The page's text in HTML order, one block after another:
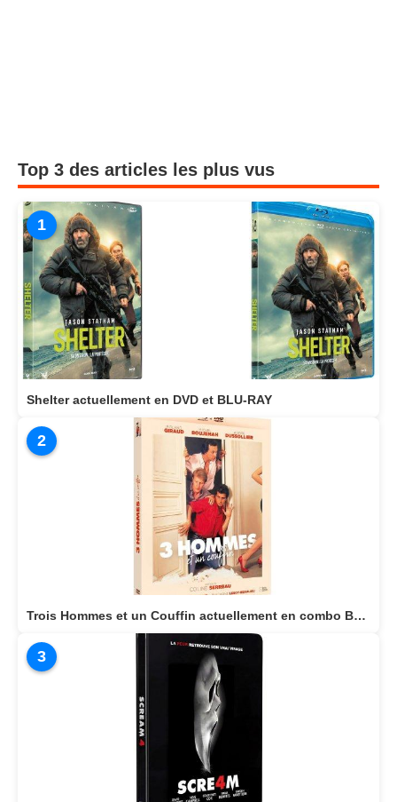
Top 3 des articles les plus vus
1
Shelter actuellement en DVD et BLU-RAY
2
Trois Hommes et un Couffin actuellement en combo BLU-RAY/DVD
3